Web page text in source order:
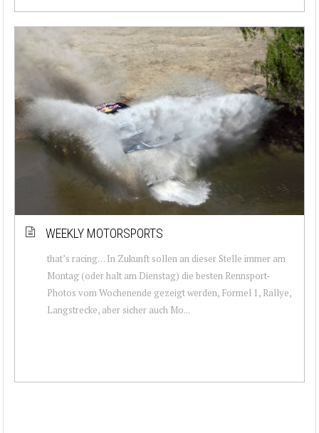
WEEKLY MOTORSPORTS
that’s racing… In Zukunft sollen an dieser Stelle immer am
Montag (oder halt am Dienstag) die besten Rennsport-
Photos vom Wochenende gezeigt werden, Formel 1, Rallye,
Langstrecke, aber sicher auch Mo...